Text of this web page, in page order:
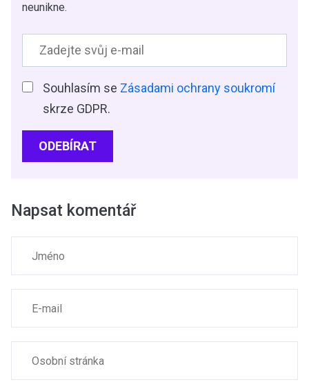
neunikne.
Souhlasím se Zásadami ochrany soukromí
skrze GDPR.
ODEBÍRAT
Napsat komentář